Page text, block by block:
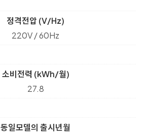
정격전압 (V/Hz)
220V / 60Hz
소비전력 (kWh/월)
27.8
동일모델의 출시년월